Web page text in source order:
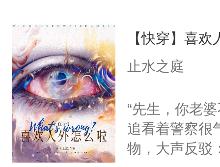
小白莲：“嘤
胡说，我没碰
不愧是大佬
悉，嗷？这不
可以先看仙帝
人，最终坐上
你，打他一
右脸欠踹$￥
前，抬手摸
句：“魂淡！”
血：可爱，
阴恻恻的看着
【快穿】喜
止水之庭
“先生，你老
追看着警察很
物，大声反驳